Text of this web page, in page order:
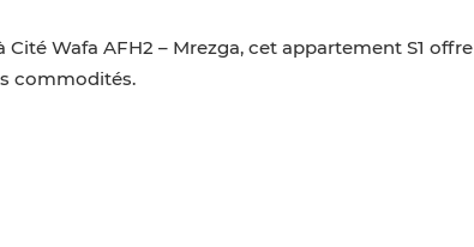
Wafa AFH2 – Mrezga, cet appartement S1 offre
commodités.